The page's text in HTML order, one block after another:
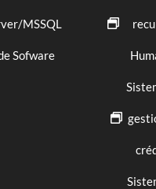
MSSQL
Sofware